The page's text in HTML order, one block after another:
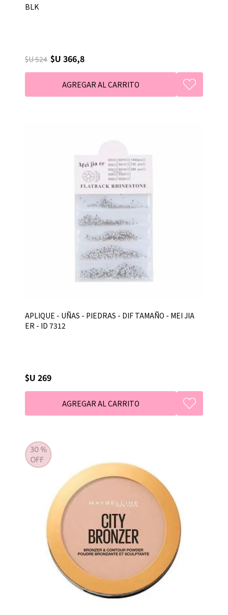
BLK
$U 524 $U 366,8
APLIQUE - UÑAS - PIEDRAS - DIF TAMAÑO - MEI JIA
ER - ID 7312
$U 269